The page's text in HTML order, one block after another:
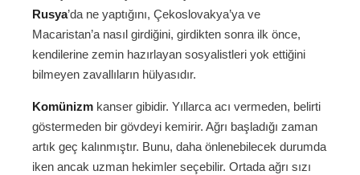
Rusya’da ne yaptığını, Çekoslovakya’ya ve
Macaristan’a nasıl girdiğini, girdikten sonra ilk önce,
kendilerine zemin hazırlayan sosyalistleri yok ettiğini
bilmeyen zavallıların hülyasıdır.
Komünizm kanser gibidir. Yıllarca acı vermeden, belirti
göstermeden bir gövdeyi kemirir. Ağrı başladığı zaman
artık geç kalınmıştır. Bunu, daha önlenebilecek durumda
iken ancak uzman hekimler seçebilir. Ortada ağrı sızı